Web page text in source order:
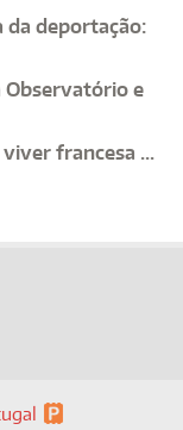
da deportação:
Observatório e
francesa ...